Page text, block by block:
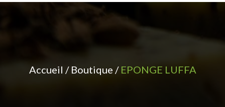
Accueil / Boutique / EPONGE LUFFA